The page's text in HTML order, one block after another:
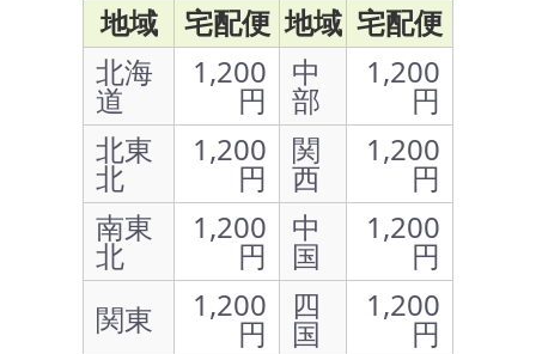
地域
宅配便 地域 宅配便
北海
道
1,200
円
中
部
1,200
円
北東
北
1,200
円
関
西
1,200
円
南東
北
1,200
円
中
国
1,200
円
関東
1,200
円
四
国
1,200
円